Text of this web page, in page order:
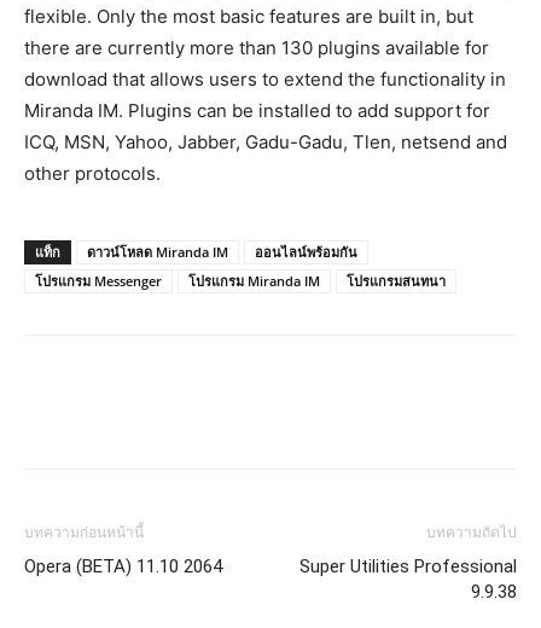
flexible. Only the most basic features are built in, but
there are currently more than 130 plugins available for
download that allows users to extend the functionality in
Miranda IM. Plugins can be installed to add support for
ICQ, MSN, Yahoo, Jabber, Gadu-Gadu, Tlen, netsend and
other protocols.
แท็ก ดาวน์โหลด Miranda IM
ออนไลน์พร้อมกัน
โปรแกรม Messenger
โปรแกรม Miranda IM โปรแกรมสนทนา
บทความก่อนหน้านี้
Opera (BETA) 11.10 2064
บทความถัดไป
Super Utilities Professional
9.9.38